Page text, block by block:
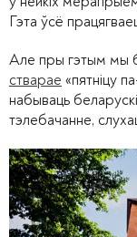
Гэта ўсё
Але пры гэтым мы
стварае «пятніцу
набываць
тэлебачанне,